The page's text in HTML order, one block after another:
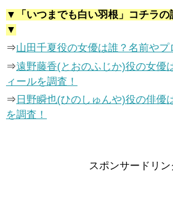
▼「いつまでも白い羽根」コチラの
▼
⇒山田千夏役の女優は誰？名前やプ
⇒遠野藤香(とおのふじか)役の女優
ィールを調査！
⇒ 日野瞬也(ひのしゅんや)役の俳優
を調査！
スポンサードリン